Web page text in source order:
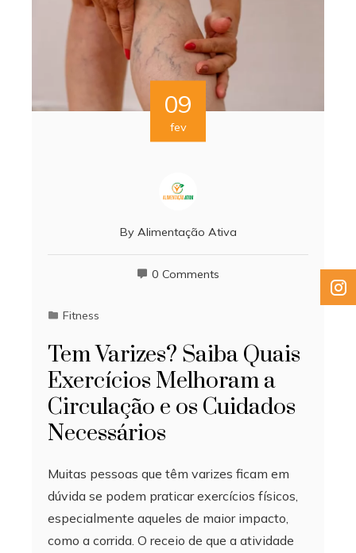
09
fev
By Alimentação Ativa
0 Comments
Fitness
Tem Varizes? Saiba Quais
Exercícios Melhoram a
Circulação e os Cuidados
Necessários
Muitas pessoas que têm varizes ficam em
dúvida se podem praticar exercícios físicos,
especialmente aqueles de maior impacto,
como a corrida. O receio de que a atividade